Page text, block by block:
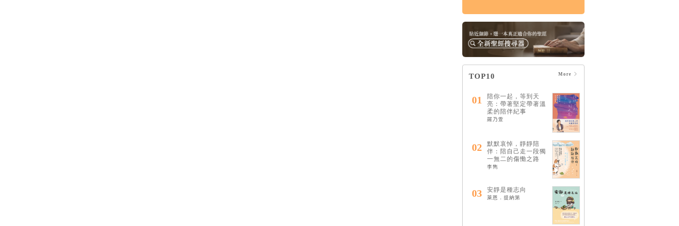
往救贖唯一的道路
HK$124 $130
TOP10 More
01
陪你一起，等到天
亮：帶著堅定帶著溫
柔的陪伴紀事
羅乃萱
02
默默哀悼，靜靜陪
伴：陪自己走一段獨
一無二的傷慟之路
李雋
03 安靜是種志向
萊恩．提納第